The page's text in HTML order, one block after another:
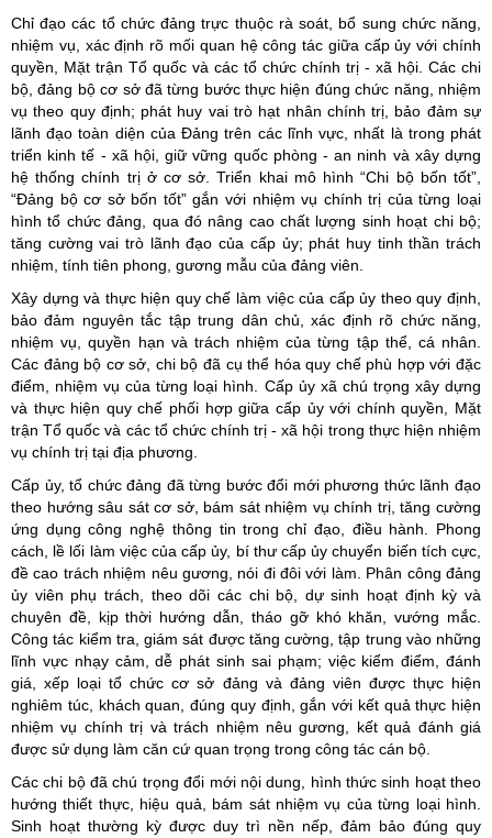
Chỉ đạo các tổ chức đảng trực thuộc rà soát, bổ sung chức năng,
nhiệm vụ, xác định rõ mối quan hệ công tác giữa cấp ủy với chính
quyền, Mặt trận Tổ quốc và các tổ chức chính trị - xã hội. Các chi
bộ, đảng bộ cơ sở đã từng bước thực hiện đúng chức năng, nhiệm
vụ theo quy định; phát huy vai trò hạt nhân chính trị, bảo đảm sự
lãnh đạo toàn diện của Đảng trên các lĩnh vực, nhất là trong phát
triển kinh tế - xã hội, giữ vững quốc phòng - an ninh và xây dựng
hệ thống chính trị ở cơ sở. Triển khai mô hình “Chi bộ bốn tốt”,
“Đảng bộ cơ sở bốn tốt” gắn với nhiệm vụ chính trị của từng loại
hình tổ chức đảng, qua đó nâng cao chất lượng sinh hoạt chi bộ;
tăng cường vai trò lãnh đạo của cấp ủy; phát huy tinh thần trách
nhiệm, tính tiên phong, gương mẫu của đảng viên.
Xây dựng và thực hiện quy chế làm việc của cấp ủy theo quy định,
bảo đảm nguyên tắc tập trung dân chủ, xác định rõ chức năng,
nhiệm vụ, quyền hạn và trách nhiệm của từng tập thể, cá nhân.
Các đảng bộ cơ sở, chi bộ đã cụ thể hóa quy chế phù hợp với đặc
điểm, nhiệm vụ của từng loại hình. Cấp ủy xã chú trọng xây dựng
và thực hiện quy chế phối hợp giữa cấp ủy với chính quyền, Mặt
trận Tổ quốc và các tổ chức chính trị - xã hội trong thực hiện nhiệm
vụ chính trị tại địa phương.
Cấp ủy, tổ chức đảng đã từng bước đổi mới phương thức lãnh đạo
theo hướng sâu sát cơ sở, bám sát nhiệm vụ chính trị, tăng cường
ứng dụng công nghệ thông tin trong chỉ đạo, điều hành. Phong
cách, lề lối làm việc của cấp ủy, bí thư cấp ủy chuyển biến tích cực,
đề cao trách nhiệm nêu gương, nói đi đôi với làm. Phân công đảng
ủy viên phụ trách, theo dõi các chi bộ, dự sinh hoạt định kỳ và
chuyên đề, kịp thời hướng dẫn, tháo gỡ khó khăn, vướng mắc.
Công tác kiểm tra, giám sát được tăng cường, tập trung vào những
lĩnh vực nhạy cảm, dễ phát sinh sai phạm; việc kiểm điểm, đánh
giá, xếp loại tổ chức cơ sở đảng và đảng viên được thực hiện
nghiêm túc, khách quan, đúng quy định, gắn với kết quả thực hiện
nhiệm vụ chính trị và trách nhiệm nêu gương, kết quả đánh giá
được sử dụng làm căn cứ quan trọng trong công tác cán bộ.
Các chi bộ đã chú trọng đổi mới nội dung, hình thức sinh hoạt theo
hướng thiết thực, hiệu quả, bám sát nhiệm vụ của từng loại hình.
Sinh hoạt thường kỳ được duy trì nền nếp, đảm bảo đúng quy